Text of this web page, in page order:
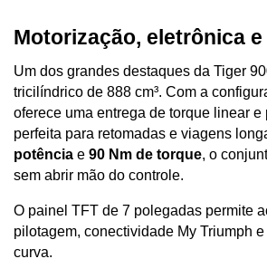
Motorização, eletrônica
Um dos grandes destaques da Tiger
tricilíndrico de 888 cm³. Com a
oferece uma entrega de torque linear e
perfeita para retomadas e viagens
potência e 90 Nm de torque, o
sem abrir mão do controle.
O painel TFT de 7 polegadas permite
pilotagem, conectividade My Triumph
curva.